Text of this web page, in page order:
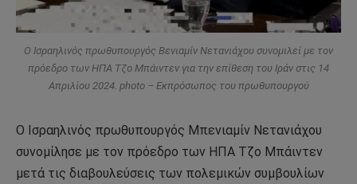
Ο Ισραηλινός πρωθυπουργός Βενιαμίν Νετανιάχου συνομιλεί με τον
πρόεδρο των ΗΠΑ Τζο Μπάιντεν για την επίθεση του Ιράν στις 14
Απριλίου 2024. photo – Εκπρόσωπος του πρωθυπουργού
Ο Ισραηλινός πρωθυπουργός Μπενιαμίν Νετανιάχου
συνομίλησε με τον πρόεδρο των ΗΠΑ Τζο Μπάιντεν
μετά τις διαβουλεύσεις των πολεμικών συμβουλίων